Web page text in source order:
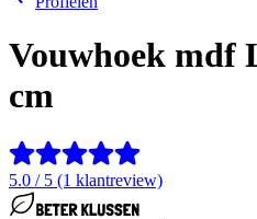
Vouwhoek mdf
cm
5.0 / 5 (1 klantreview)